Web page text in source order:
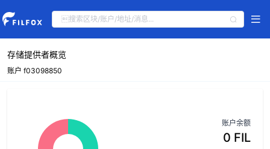
存储提供者概览
账户 f03098850
账户余额
0 FIL